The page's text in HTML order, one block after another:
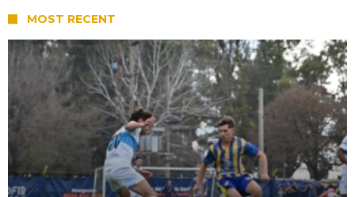
MOST RECENT